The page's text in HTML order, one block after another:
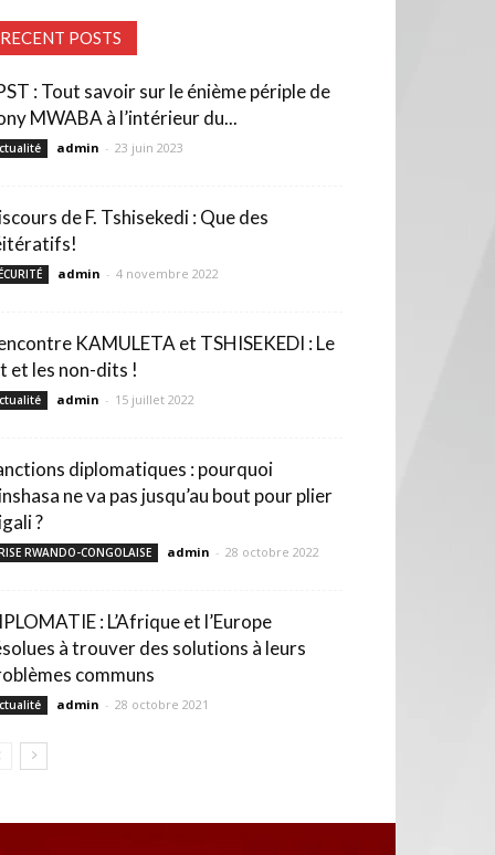
RECENT POSTS
: Tout savoir sur le énième périple de
MWABA à l’intérieur du...
admin - 23 juin 2023
de F. Tshisekedi : Que des
admin - 4 novembre 2022
KAMULETA et TSHISEKEDI : Le
et les non-dits !
admin - 15 juillet 2022
diplomatiques : pourquoi
ne va pas jusqu’au bout pour plier
?
RWANDO-CONGOLAISE admin - 28 octobre 2022
: L’Afrique et l’Europe
à trouver des solutions à leurs
communs
admin - 28 octobre 2021